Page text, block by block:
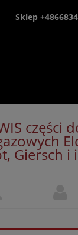
Sklep
Giersch i